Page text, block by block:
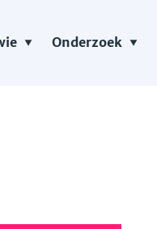
Onderzoek